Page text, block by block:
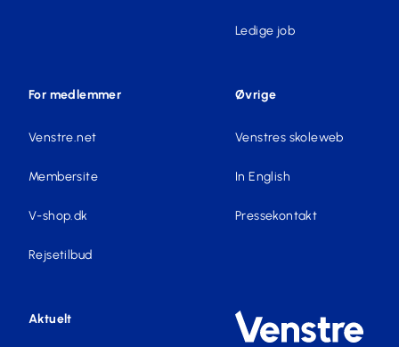
Ledige job
For medlemmer
Venstre.net
Membersite
V-shop.dk
Rejsetilbud
Øvrige
Venstres skoleweb
In English
Pressekontakt
Aktuelt